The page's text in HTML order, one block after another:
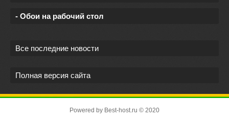
- Обои на рабочий стол
Все последние новости
Полная версия сайта
Powered by Best-host.ru © 2020